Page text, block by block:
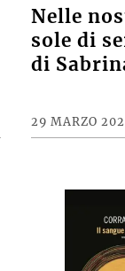
Nelle
sole di
di
29 MARZO